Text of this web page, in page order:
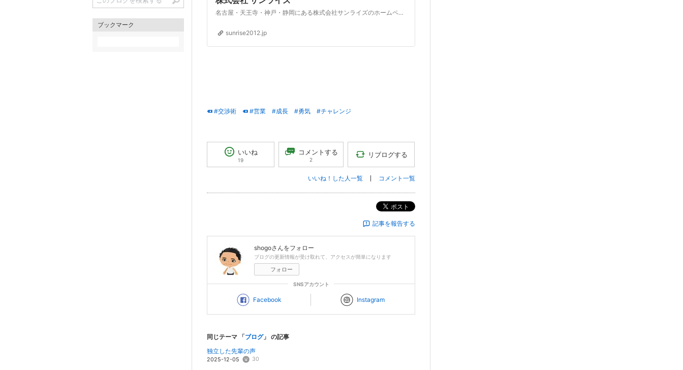
名古屋・天王寺・神戸・静岡にある株式会社サンライズのホームページです。
sunrise2012.jp
#交渉術 #営業 #成長 #勇気 #チャレンジ
いいね
19
コメントする
2
リブログする
いいね！した人一覧 コメント一覧
ポスト
記事を報告する
shogoさんをフォロー
ブログの更新情報が受け取れて、アクセスが簡単になります
フォロー
SNSアカウント
Facebook Instagram
同じテーマ 「ブログ」 の記事
独立した先輩の声
2025-12-05 30
ブックマーク